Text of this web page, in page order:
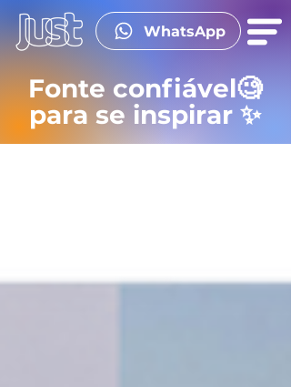
WhatsApp
Fonte confiável🧐
para se inspirar ✨